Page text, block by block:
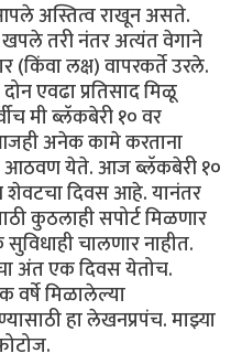
अस्तित्व राखून असते.
तरी नंतर अत्यंत वेगाने
लक्ष) वापरकर्ते उरले.
एवढा प्रतिसाद मिळू
मी ब्लॅकबेरी १० वर
अनेक कामे करताना
आठवण येते. आज ब्लॅकबेरी १०
शेवटचा दिवस आहे. यानंतर
कुठलाही सपोर्ट मिळणार
चालणार नाहीत.
अंत एक दिवस येतोच.
वर्षे मिळालेल्या
हा लेखनप्रपंच. माझ्या